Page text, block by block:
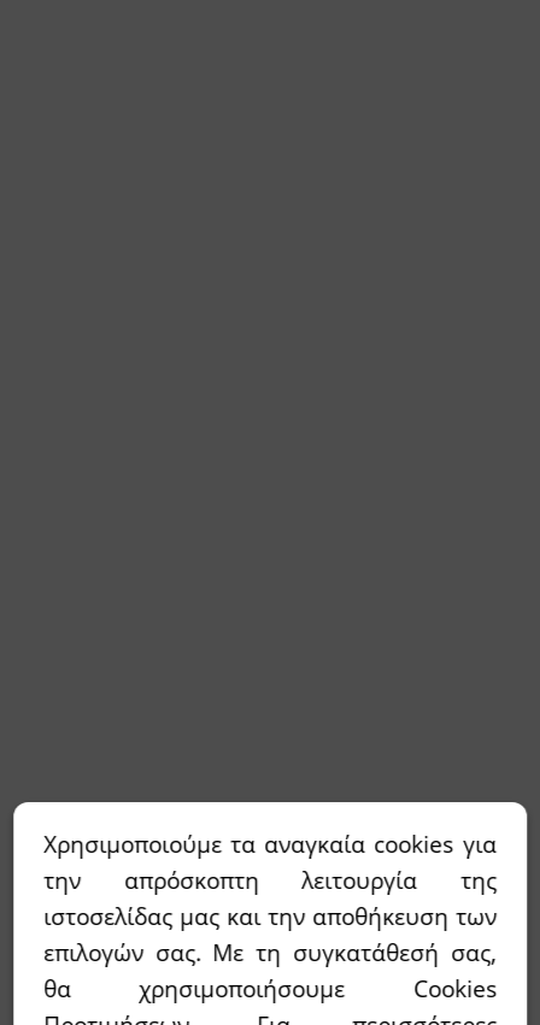
Χρησιμοποιούμε τα αναγκαία cookies για
την απρόσκοπτη λειτουργία της
ιστοσελίδας μας και την αποθήκευση των
επιλογών σας. Με τη συγκατάθεσή σας,
θα χρησιμοποιήσουμε Cookies